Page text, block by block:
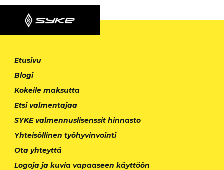
Etusivu
Blogi
Kokeile maksutta
Etsi valmentajaa
SYKE valmennuslisenssit hinnasto
Yhteisöllinen työhyvinvointi
Ota yhteyttä
Logoja ja kuvia vapaaseen käyttöön